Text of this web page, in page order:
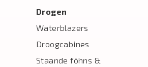
Drogen
Waterblazers
Droogcabines
Staande föhns &